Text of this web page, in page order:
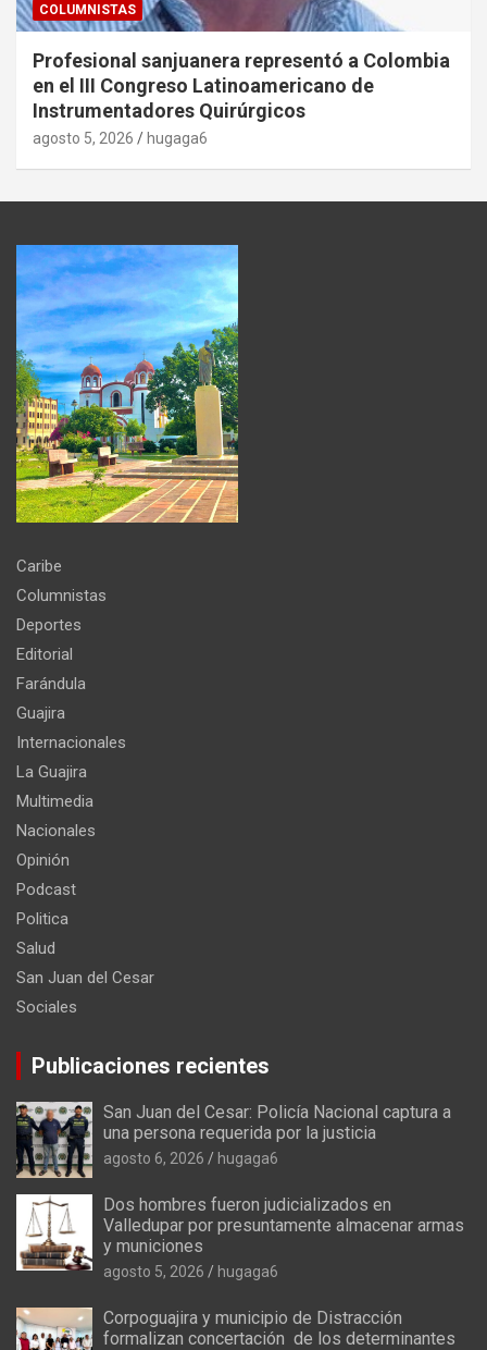
COLUMNISTAS
Profesional sanjuanera representó a Colombia
en el III Congreso Latinoamericano de
Instrumentadores Quirúrgicos
agosto 5, 2026 hugaga6
Caribe
Columnistas
Deportes
Editorial
Farándula
Guajira
Internacionales
La Guajira
Multimedia
Nacionales
Opinión
Podcast
Politica
Salud
San Juan del Cesar
Sociales
Publicaciones recientes
San Juan del Cesar: Policía Nacional captura a
una persona requerida por la justicia
agosto 6, 2026 hugaga6
Dos hombres fueron judicializados en
Valledupar por presuntamente almacenar armas
y municiones
agosto 5, 2026 hugaga6
Corpoguajira y municipio de Distracción
formalizan concertación de los determinantes